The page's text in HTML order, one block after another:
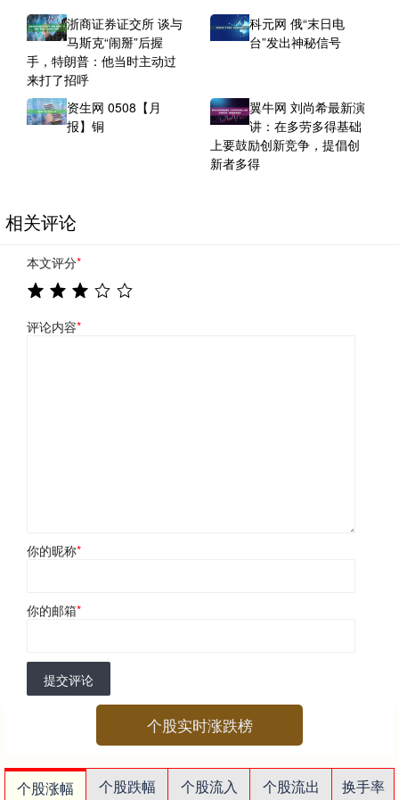
浙商证券证交所 谈与
马斯克“闹掰”后握
手，特朗普：他当时主动过
来打了招呼
科元网 俄“末日电
台”发出神秘信号
资生网 0508【月
报】铜
翼牛网 刘尚希最新演
讲：在多劳多得基础
上要鼓励创新竞争，提倡创
新者多得
相关评论
本文评分*
评论内容*
你的昵称*
你的邮箱*
提交评论
个股实时涨跌榜
个股涨幅 个股跌幅 个股流入 个股流出
换手率